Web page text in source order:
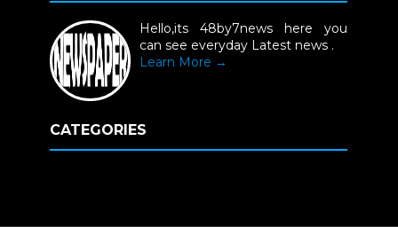
Hello,its 48by7news here you
can see everyday Latest news .
Learn More →
CATEGORIES